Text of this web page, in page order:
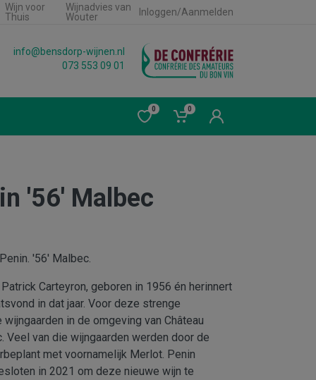
Wijn voor
Thuis
Wijnadvies van
Wouter
Inloggen/Aanmelden
info@bensdorp-wijnen.nl
073 553 09 01
0 0
'56' Malbec
'56' Malbec.
Carteyron, geboren in 1956 én herinnert
in dat jaar. Voor deze strenge
in de omgeving van Château
Veel van die wijngaarden werden door de
met voornamelijk Merlot. Penin
in 2021 om deze nieuwe wijn te